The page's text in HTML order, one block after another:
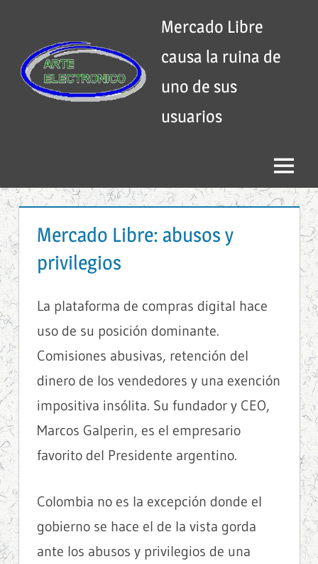
content
Mercado Libre
causa la ruina de
uno de sus
usuarios
Menu
Mercado Libre: abusos y
privilegios
La plataforma de compras digital hace
uso de su posición dominante.
Comisiones abusivas, retención del
dinero de los vendedores y una exención
impositiva insólita. Su fundador y CEO,
Marcos Galperin, es el empresario
favorito del Presidente argentino.
Colombia no es la excepción donde el
gobierno se hace el de la vista gorda
ante los abusos y privilegios de una